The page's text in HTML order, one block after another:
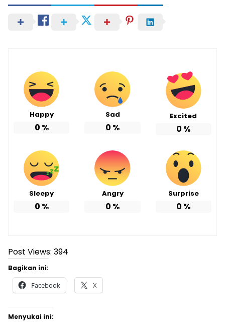
Happy
0 %
Sad
0 %
Excited
0 %
Sleepy
0 %
Angry
0 %
Surprise
0 %
Post Views: 394
Bagikan ini:
Facebook X
Menyukai ini: